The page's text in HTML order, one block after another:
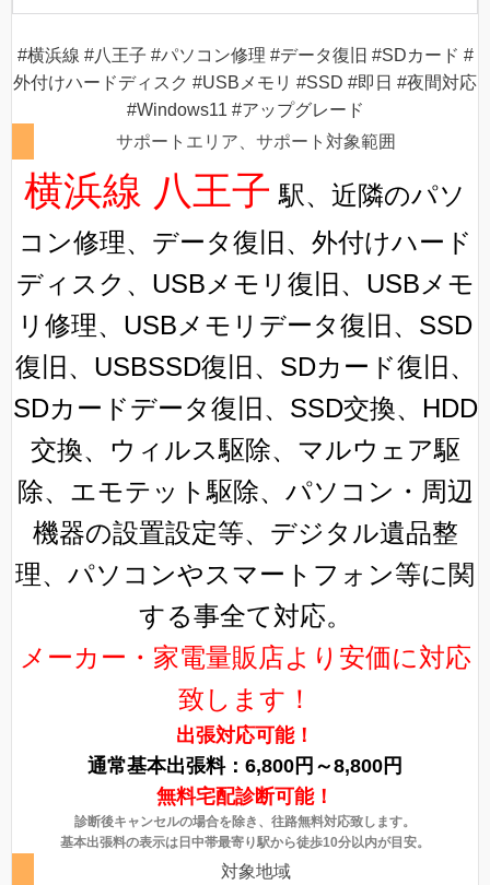
#横浜線 #八王子 #パソコン修理 #データ復旧 #SDカード #
外付けハードディスク #USBメモリ #SSD #即日 #夜間対応
#Windows11 #アップグレード
サポートエリア、サポート対象範囲
横浜線 八王子 駅、近隣のパソ
コン修理、データ復旧、外付けハード
ディスク、USBメモリ復旧、USBメモ
リ修理、USBメモリデータ復旧、SSD
復旧、USBSSD復旧、SDカード復旧、
SDカードデータ復旧、SSD交換、HDD
交換、ウィルス駆除、マルウェア駆
除、エモテット駆除、パソコン・周辺
機器の設置設定等、デジタル遺品整
理、パソコンやスマートフォン等に関
する事全て対応。
メーカー・家電量販店より安価に対応
致します！
出張対応可能！
通常基本出張料：6,800円～8,800円
無料宅配診断可能！
診断後キャンセルの場合を除き、往路無料対応致します。
基本出張料の表示は日中帯最寄り駅から徒歩10分以内が目安。
対象地域